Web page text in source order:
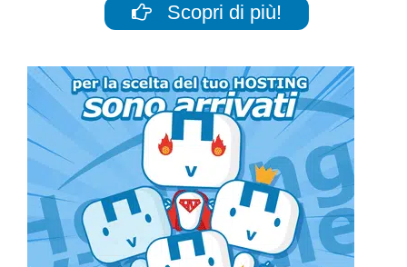
Scopri di più!